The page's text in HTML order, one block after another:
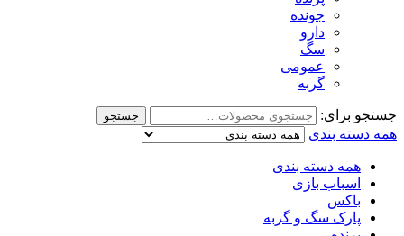
جونده
دارو
سگ
عمومی
گربه
جستجو برای: جستجو
همه دسته بندی
همه دسته بندی
اسباب بازی
باکس
پارک سگ و گربه